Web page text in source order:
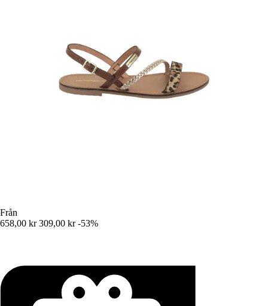
Från
658,00 kr 309,00 kr -53%